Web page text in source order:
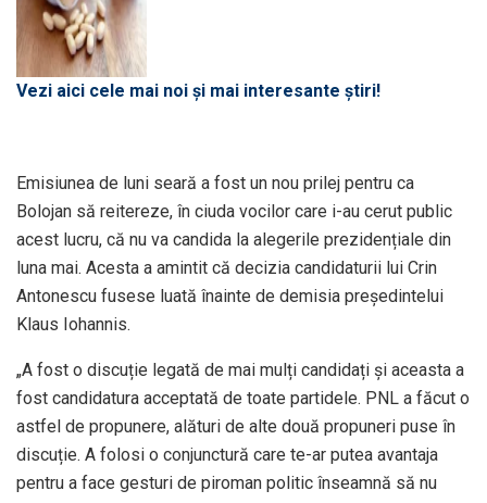
Vezi aici cele mai noi și mai interesante știri!
Emisiunea de luni seară a fost un nou prilej pentru ca
Bolojan să reitereze, în ciuda vocilor care i-au cerut public
acest lucru, că nu va candida la alegerile prezidențiale din
luna mai. Acesta a amintit că decizia candidaturii lui Crin
Antonescu fusese luată înainte de demisia președintelui
Klaus Iohannis.
„A fost o discuție legată de mai mulți candidați și aceasta a
fost candidatura acceptată de toate partidele. PNL a făcut o
astfel de propunere, alături de alte două propuneri puse în
discuție. A folosi o conjunctură care te-ar putea avantaja
pentru a face gesturi de piroman politic înseamnă să nu